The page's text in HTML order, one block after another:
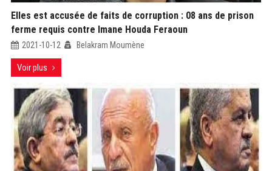
Elles est accusée de faits de corruption : 08 ans de prison
ferme requis contre Imane Houda Feraoun
2021-10-12 Belakram Moumène
Voir plus